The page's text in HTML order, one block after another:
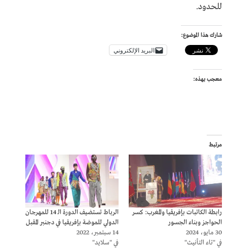
للحدود.
شارك هذا الموضوع:
البريد الإلكتروني
معجب بهذه:
مرتبط
رابطة الكاتبات بإفريقيا والمغرب: كسر
الحواجز وبناء الجسور
30 مايو، 2024
في "تاء التأنيث"
الرباط تستضيف الدورة الـ 14 للمهرجان
الدولي للموضة بإفريقيا في دجنبر المقبل
14 سبتمبر، 2022
في "سلايد"